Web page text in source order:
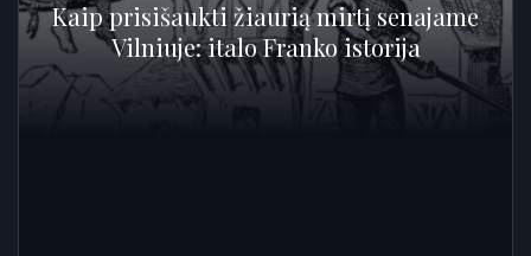
Kaip prisišaukti žiaurią mirtį senajame
Vilniuje: italo Franko istorija